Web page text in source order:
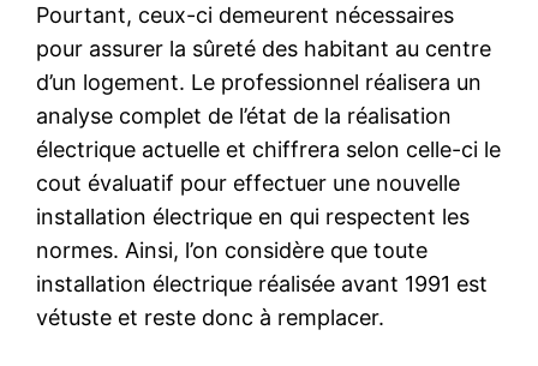
Pourtant, ceux-ci demeurent nécessaires
pour assurer la sûreté des habitant au centre
d’un logement. Le professionnel réalisera un
analyse complet de l’état de la réalisation
électrique actuelle et chiffrera selon celle-ci le
cout évaluatif pour effectuer une nouvelle
installation électrique en qui respectent les
normes. Ainsi, l’on considère que toute
installation électrique réalisée avant 1991 est
vétuste et reste donc à remplacer.